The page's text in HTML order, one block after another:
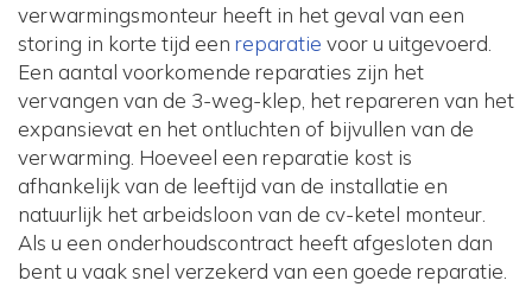
verwarmingsmonteur heeft in het geval van een
storing in korte tijd een reparatie voor u uitgevoerd.
Een aantal voorkomende reparaties zijn het
vervangen van de 3-weg-klep, het repareren van het
expansievat en het ontluchten of bijvullen van de
verwarming. Hoeveel een reparatie kost is
afhankelijk van de leeftijd van de installatie en
natuurlijk het arbeidsloon van de cv-ketel monteur.
Als u een onderhoudscontract heeft afgesloten dan
bent u vaak snel verzekerd van een goede reparatie.